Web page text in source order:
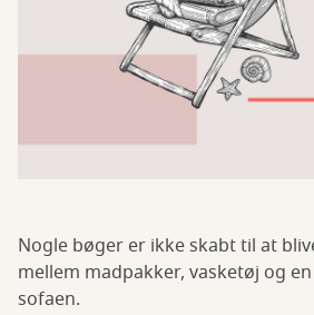
Nogle bøger er ikke skabt til at
mellem madpakker, vasketøj og
sofaen.